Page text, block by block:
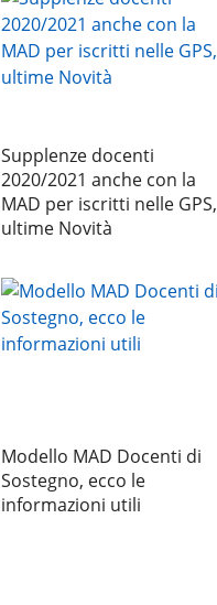
Supplenze docenti
2020/2021 anche con la
MAD per iscritti nelle GPS,
ultime Novità
Modello MAD Docenti di
Sostegno, ecco le
informazioni utili